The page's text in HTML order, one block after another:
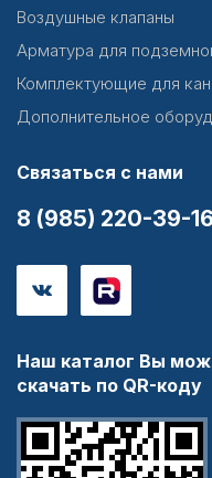
Воздушные клапаны
Арматура для
Комплектующие для
Дополнительное
Связаться с нами
8 (985) 220-39-16
Наш каталог Вы
скачать по QR-коду